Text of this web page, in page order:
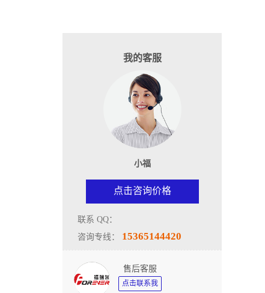
我的客服
小福
点击咨询价格
联系 QQ：
咨询专线：
15365144420
售后客服
点击联系我